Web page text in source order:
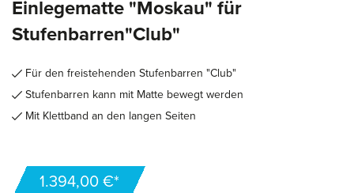
Einlegematte "Moskau" für
Stufenbarren"Club"
Für den freistehenden Stufenbarren "Club"
Stufenbarren kann mit Matte bewegt werden
Mit Klettband an den langen Seiten
1.394,00 €*